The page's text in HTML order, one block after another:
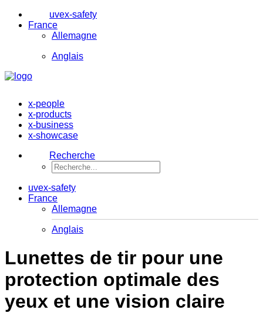
uvex-safety
France
Allemagne
Anglais
x-people
x-products
x-business
x-showcase
Recherche
uvex-safety
France
Allemagne
Anglais
Lunettes de tir pour une
protection optimale des
yeux et une vision claire